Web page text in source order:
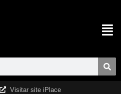
Visitar site iPlace